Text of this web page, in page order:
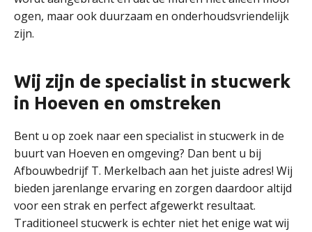
ogen, maar ook duurzaam en onderhoudsvriendelijk
zijn.
Wij zijn de specialist in stucwerk
in Hoeven en omstreken
Bent u op zoek naar een specialist in stucwerk in de
buurt van Hoeven en omgeving? Dan bent u bij
Afbouwbedrijf T. Merkelbach aan het juiste adres! Wij
bieden jarenlange ervaring en zorgen daardoor altijd
voor een strak en perfect afgewerkt resultaat.
Traditioneel stucwerk is echter niet het enige wat wij